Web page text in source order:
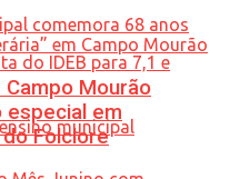
Mourão
especial em
Folclore